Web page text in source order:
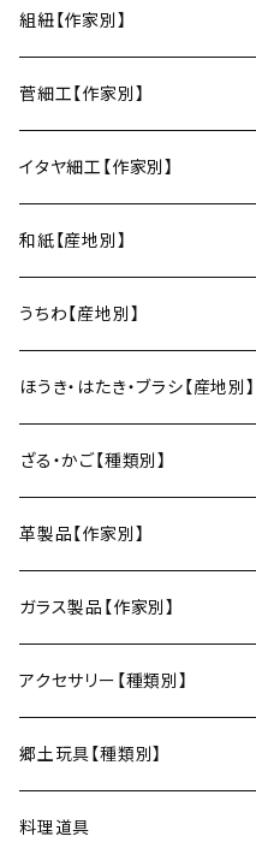
お椀
丼
湯呑・カップ
マグカップ
フリーカップ
酒器
ぐい呑み・盃
徳利
蓋物・キャニスター
そば猪口
箸・カトラリー
箸
箸置き
菓子切
土鍋
鍋敷き・コースター
鍋敷き
ポットマット
Trace Face（瀬戸焼／愛知）
m.m.d.（瀬戸焼／愛知）
LUC DE BOECK（京都）
小山研一（京都）
中村譲司（京都）
俊彦窯（丹波焼／兵庫）
Fuji窯（備前焼／岡山）
仁堂窯 大森宏明（備前焼／岡山
梅山窯（砥部焼／愛媛）
宗像窯（会津本郷焼／福島）
松永窯（大堀相馬焼／福島）
黒照 クロテラス（大堀相馬焼／
讃岐石地塗
suosikki（京都）
うるしおいしおはし
erakko（木と漆／京都）
甲斐のぶお工房（竹のカトラリ
藤本つむぎ工房（上田紬／長野）
巾着袋
ブックカバー
清原遥（テキスタイル／滋賀）
KOMOREBI
朝焼け
藍染屋ほうね（藍染／静岡）
京都のれん（風呂敷／京都）
小風呂敷（約50cm角）
2巾風呂敷（約70cm角）
Sugee textile（国産手ぬぐい）
向井詩織（ブロックプリント／イ
組紐【作家別】
昇苑くみひも（京都）
リング
ブレスレット
菅細工【作家別】
深江菅細工（大阪）
イタヤ細工【作家別】
角館イタヤ工芸（秋田）
民芸イタヤ工房（秋田）
和紙【産地別】
出雲民藝紙（島根）
多羅富來和紙（愛媛）
八尾和紙（富山）
美濃和紙（岐阜）
うちわ【産地別】
房州うちわ（千葉）
水うちわ（岐阜）
ほうき・はたき・ブラシ【産地別】
松本箒（長野）
棕櫚箒（和歌山）
和箒（栃木）
和箒（群馬）
ざる・かご【種類別】
盆ざる
かご
革製品【作家別】
Therese（奈良）
ガラス製品【作家別】
Taiga Glass（群馬）
アクセサリー【種類別】
ネックレス
ブレスレット
郷土玩具【種類別】
会津張り子（福島）
料理道具